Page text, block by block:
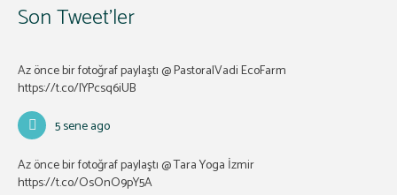
Son Tweet’ler
Az önce bir fotoğraf paylaştı @ PastoralVadi EcoFarm
https://t.co/lYPcsq6iUB
5 sene ago
Az önce bir fotoğraf paylaştı @ Tara Yoga İzmir
https://t.co/OsOnO9pY5A